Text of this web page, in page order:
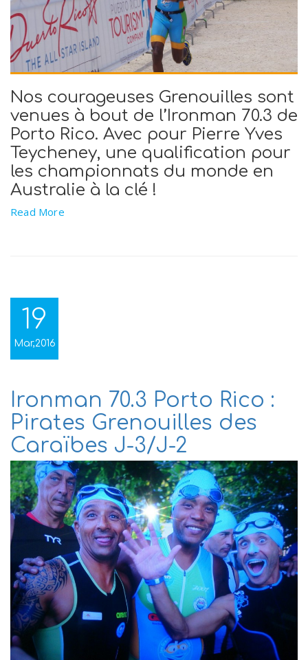
Nos courageuses Grenouilles sont
venues à bout de l’Ironman 70.3 de
Porto Rico. Avec pour Pierre Yves
Teycheney, une qualification pour
les championnats du monde en
Australie à la clé !
Read More
19
Mar,2016
Ironman 70.3 Porto Rico :
Pirates Grenouilles des
Caraïbes J-3/J-2